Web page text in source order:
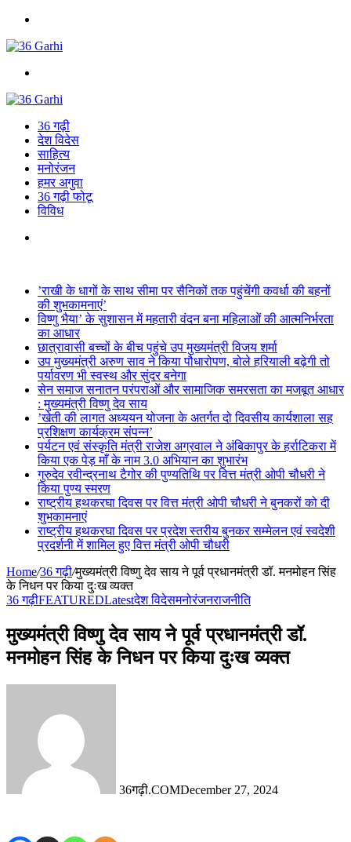
36 गढ़ी
देश विदेस
साहित्य
मनोरंजन
हमर अगुवा
36 गढ़ी फोटू
विविध
’राखी के धागों के साथ सीमा पर सैनिकों तक पहुंचेंगी कवर्धा की बहनों
की शुभकामनाएं’
विष्णु भैया’ के सुशासन में महतारी वंदन बना महिलाओं की आत्मनिर्भरता
का आधार
छात्रावासी बच्चों के बीच पहुंचे उप मुख्यमंत्री विजय शर्मा
उप मुख्यमंत्री अरुण साव ने किया पौधारोपण, बोले हरियाली बढ़ेगी तो
पर्यावरण भी स्वस्थ और सुंदर बनेगा
सेन समाज सनातन परंपराओं और सामाजिक समरसता का मजबूत आधार
: मुख्यमंत्री विष्णु देव साय
’खेती की लागत अध्ययन योजना के अतर्गत दो दिवसीय कार्यशाला सह
प्रशिक्षण कार्यक्रम संपन्न’
पर्यटन एवं संस्कृति मंत्री राजेश अग्रवाल ने अंबिकापुर के हर्राटिकरा में
किया एक पेड़ माँ के नाम 3.0 अभियान का शुभारंभ
गुरुदेव रवीन्द्रनाथ टैगोर की पुण्यतिथि पर वित्त मंत्री ओपी चौधरी ने
किया पुण्य स्मरण
राष्ट्रीय हथकरघा दिवस पर वित्त मंत्री ओपी चौधरी ने बुनकरों को दी
शुभकामनाएं
राष्ट्रीय हथकरघा दिवस पर प्रदेश स्तरीय बुनकर सम्मेलन एवं स्वदेशी
प्रदर्शनी में शामिल हुए वित्त मंत्री ओपी चौधरी
Home/36 गढ़ी/मुख्यमंत्री विष्णु देव साय ने पूर्व प्रधानमंत्री डॉ. मनमोहन सिंह
के निधन पर किया दुःख व्यक्त
36 गढ़ीFEATUREDLatestदेश विदेसमनोरंजनराजनीति
मुख्यमंत्री विष्णु देव साय ने पूर्व प्रधानमंत्री डॉ.
मनमोहन सिंह के निधन पर किया दुःख व्यक्त
36गढ़ी.COMDecember 27, 2024